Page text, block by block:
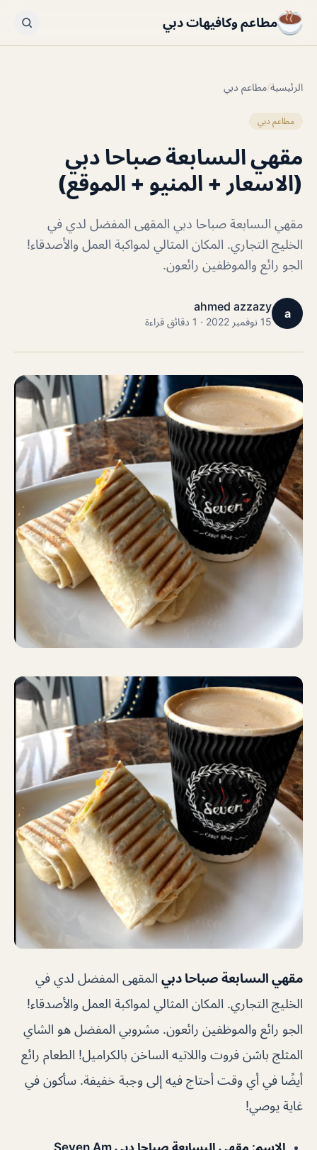
مطاعم وكافيهات دبي
الرئيسية/مطاعم دبي
مطاعم دبي
مقهي الىسابعة صباحا دبي
(الاسعار + المنيو + الموقع)
مقهي الىسابعة صباحا دبي المقهى المفضل لدي في
الخليج التجاري. المكان المثالي لمواكبة العمل والأصدقاء!
الجو رائع والموظفين رائعون.
a
ahmed azzazy
15 نوفمبر 2022 · 1 دقائق قراءة
مقهي الىسابعة صباحا دبي المقهى المفضل لدي في
الخليج التجاري. المكان المثالي لمواكبة العمل والأصدقاء!
الجو رائع والموظفين رائعون. مشروبي المفضل هو الشاي
المثلج باشن فروت واللاتيه الساخن بالكراميل! الطعام رائع
أيضًا في أي وقت أحتاج فيه إلى وجبة خفيفة. سأكون في
غاية يوصي!